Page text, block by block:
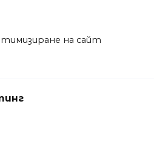
на сайт